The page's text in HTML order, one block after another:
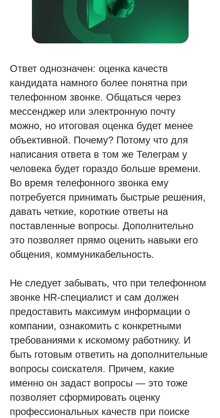
Ответ однозначен: оценка качеств
кандидата намного более понятна при
телефонном звонке. Общаться через
мессенджер или электронную почту
можно, но итоговая оценка будет менее
объективной. Почему? Потому что для
написания ответа в том же Телеграм у
человека будет гораздо больше времени.
Во время телефонного звонка ему
потребуется принимать быстрые решения,
давать четкие, короткие ответы на
поставленные вопросы. Дополнительно
это позволяет прямо оценить навыки его
общения, коммуникабельность.
Не следует забывать, что при телефонном
звонке HR-специалист и сам должен
предоставить максимум информации о
компании, ознакомить с конкретными
требованиями к искомому работнику. И
быть готовым ответить на дополнительные
вопросы соискателя. Причем, какие
именно он задаст вопросы — это тоже
позволяет сформировать оценку
профессиональных качеств при поиске